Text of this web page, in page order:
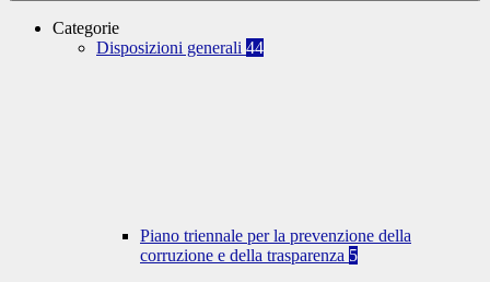
Categorie
Disposizioni generali 44
Piano triennale per la prevenzione della
corruzione e della trasparenza 5